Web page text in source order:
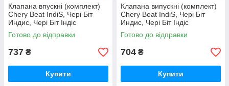
Клапана впускні (комплект)
Chery Beat IndiS, Чері Біт
Индис, Чері Біт Індіс
Готово до відправки
737 ₴
Купити
Клапана випускні (комплект)
Chery Beat IndiS, Чері Біт
Индис, Чері Біт Індіс
Готово до відправки
704 ₴
Купити